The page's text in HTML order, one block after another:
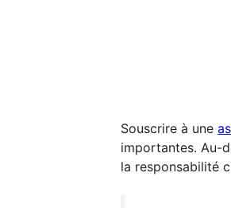
Souscrire à une
importantes. Au-
la responsabilité